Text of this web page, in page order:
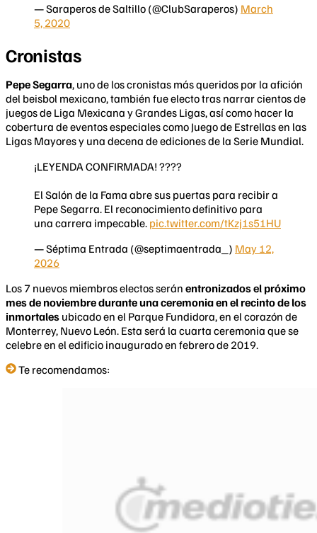
— Saraperos de Saltillo (@ClubSaraperos) March
5, 2020
Cronistas
Pepe Segarra, uno de los cronistas más queridos por la afición
del beisbol mexicano, también fue electo tras narrar cientos de
juegos de Liga Mexicana y Grandes Ligas, así como hacer la
cobertura de eventos especiales como Juego de Estrellas en las
Ligas Mayores y una decena de ediciones de la Serie Mundial.
¡LEYENDA CONFIRMADA! ????️
El Salón de la Fama abre sus puertas para recibir a
Pepe Segarra. El reconocimiento definitivo para
una carrera impecable. pic.twitter.com/tKzj1s51HU
— Séptima Entrada (@septimaentrada_) May 12,
2026
Los 7 nuevos miembros electos serán entronizados el próximo
mes de noviembre durante una ceremonia en el recinto de los
inmortales ubicado en el Parque Fundidora, en el corazón de
Monterrey, Nuevo León. Esta será la cuarta ceremonia que se
celebre en el edificio inaugurado en febrero de 2019.
Te recomendamos: